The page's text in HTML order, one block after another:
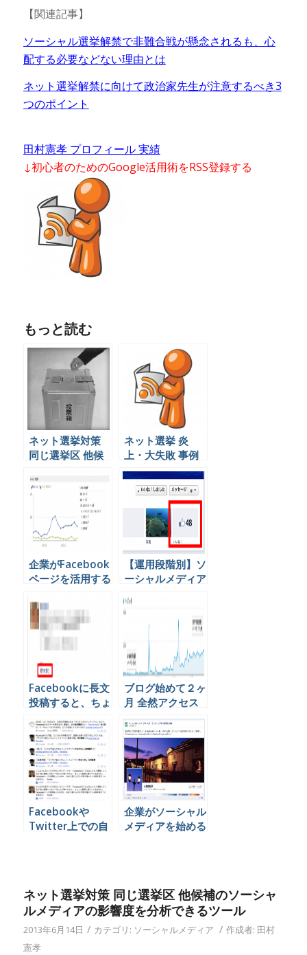
【関連記事】
ソーシャル選挙解禁で非難合戦が懸念されるも、心
配する必要などない理由とは
ネット選挙解禁に向けて政治家先生が注意するべき3
つのポイント
田村憲孝 プロフィール 実績
↓初心者のためのGoogle活用術をRSS登録する
もっと読む
ネット選挙対策
同じ選挙区 他候
ディアの影響度を
分析できるツール
ネット選挙 炎
上・大失敗 事例
2013年 参院選
企業がFacebook
ページを活用する
るべき３つの指標
【運用段階別】ソ
ーシャルメディア
を企業が運営する
ときに設定するべ
きＫＰＩとは
Facebookに長文
投稿すると、ちょ
っと損する３つの
理由。
ブログ始めて２ヶ
月 全然アクセス
が増えないんです
がどうしたらいい
ですか？？
Facebookや
Twitter上での自
企業がソーシャル
メディアを始める
ネット選挙対策 同じ選挙区 他候補のソーシャ
ルメディアの影響度を分析できるツール
2013年6月14日 / カテゴリ: ソーシャルメディア / 作成者: 田村
憲孝